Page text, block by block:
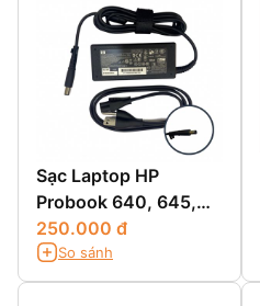
Sạc Laptop HP
Probook 640, 645,
640 G1,645 G1
250.000 đ
So sánh